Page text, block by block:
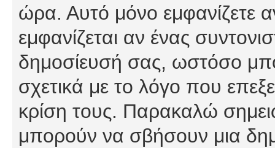
ώρα. Αυτό μόνο εμφανίζετε
εμφανίζεται αν ένας
δημοσίευσή σας, ωστόσο
σχετικά με το λόγο που
κρίση τους. Παρακαλώ
μπορούν να σβήσουν μια